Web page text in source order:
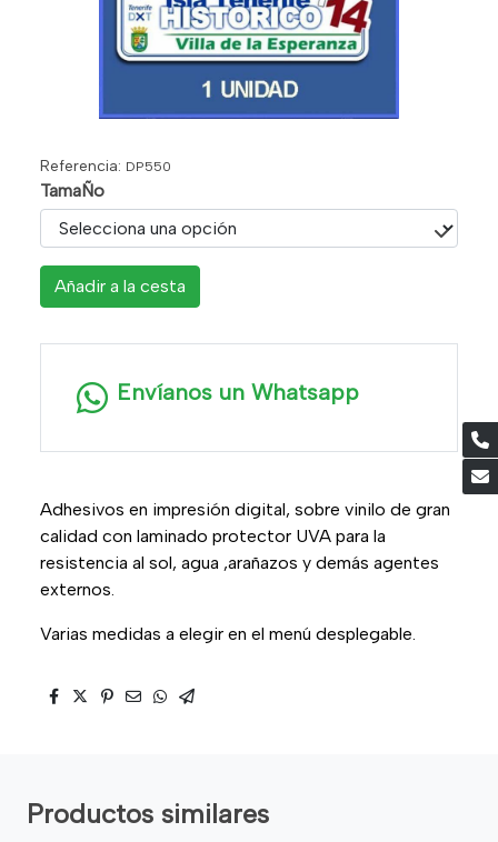
Referencia: DP550
TamaÑo
Añadir a la cesta
Envíanos un Whatsapp
Adhesivos en impresión digital, sobre vinilo de gran
calidad con laminado protector UVA para la
resistencia al sol, agua ,arañazos y demás agentes
externos.
Varias medidas a elegir en el menú desplegable.
Productos similares